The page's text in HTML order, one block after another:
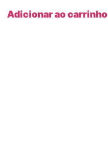
Adicionar ao carrinho